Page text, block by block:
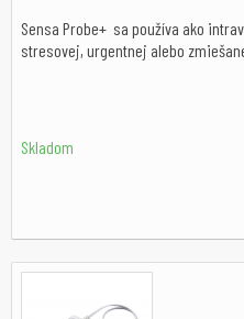
Sensa Probe+ sa používa ako
stresovej, urgentnej alebo
Skladom